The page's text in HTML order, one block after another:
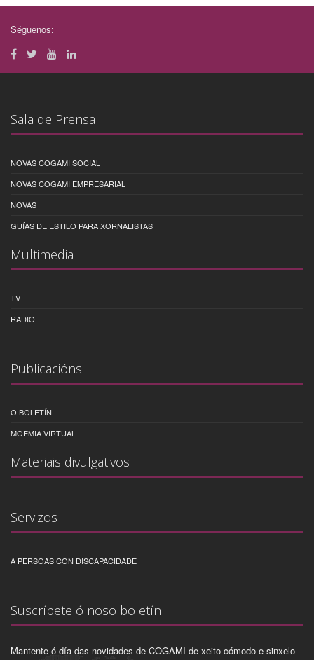
Séguenos:
Sala de Prensa
NOVAS COGAMI SOCIAL
NOVAS COGAMI EMPRESARIAL
NOVAS
GUÍAS DE ESTILO PARA XORNALISTAS
Multimedia
TV
RADIO
Publicacións
O BOLETÍN
MOEMIA VIRTUAL
Materiais divulgativos
Servizos
A PERSOAS CON DISCAPACIDADE
Suscríbete ó noso boletín
Mantente ó día das novidades de COGAMI de xeito cómodo e sinxelo